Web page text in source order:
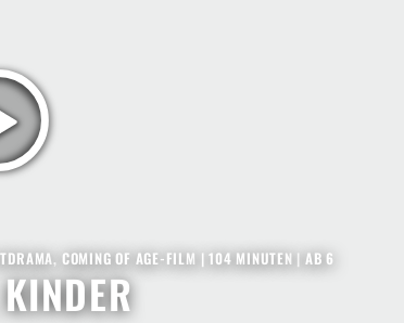
, COMING OF AGE-FILM | 104 MINUTEN |AB 6